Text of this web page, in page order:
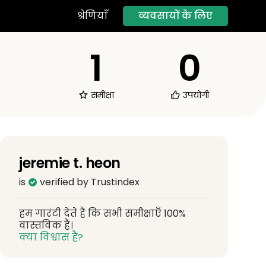
श्रेणियाँ व्यवसायों के लिए
1
समीक्षा
0
उपयोगी
jeremie t. heon
is verified by Trustindex
हम गारंटी देते हैं कि सभी समीक्षाएँ 100%
वास्तविक हैं।
क्या विश्वास है?